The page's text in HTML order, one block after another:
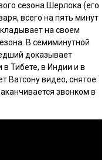
сезона Шерлока (его
всего на пять минут
на своем
В семиминутной
доказывает
Тибете, в Индии и в
Ватсону видео, снятое
звонком в